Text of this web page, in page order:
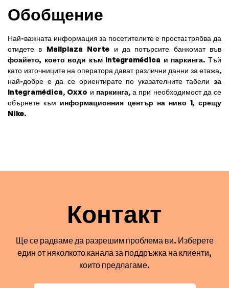
Обобщение
Най-важната информация за посетителите е проста: трябва да
отидете в Mallplaza Norte и да потърсите банкомат във
фоайето, което води към Integramédica и паркинга. Тъй
като източниците на оператора дават различни данни за етажа,
най-добре е да се ориентирате по указателните табели за
Integramédica, Oxxo и паркинга, а при необходимост да се
обърнете към информационния център на ниво 1, срещу
Nike.
Контакт
Ще се радваме да разрешим проблема ви. Изберете
един от няколкото канала за поддръжка на клиенти,
които предлагаме.